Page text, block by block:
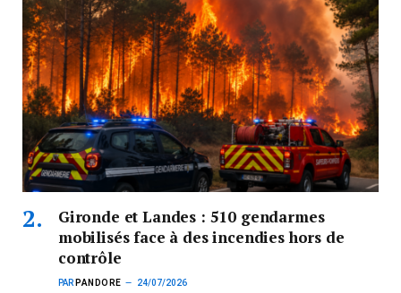
Gironde et Landes : 510 gendarmes
mobilisés face à des incendies hors de
contrôle
PAR PANDORE 24/07/2026